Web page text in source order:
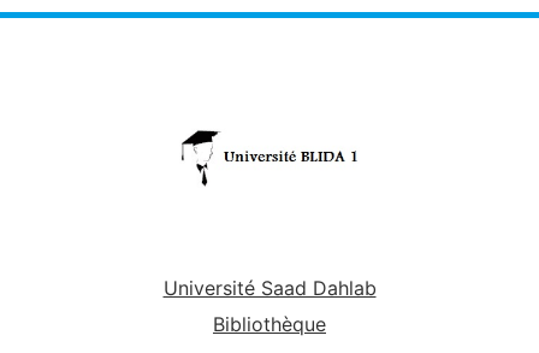
Université Saad Dahlab
Bibliothèque